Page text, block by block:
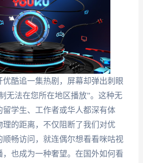
酷追一集热剧，屏幕却弹出刺眼
无法在您所在地区播放”。这种无
学生、工作者或华人都深有体
理的距离，不仅阻断了我们对优
顺畅访问，就连偶尔想看看咪咕视
也成为一种奢望。在国外如何看